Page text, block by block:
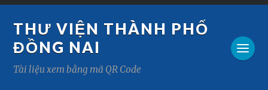
THƯ VIỆN THÀNH PHỐ
ĐỒNG NAI
Tài liệu xem bằng mã QR Code